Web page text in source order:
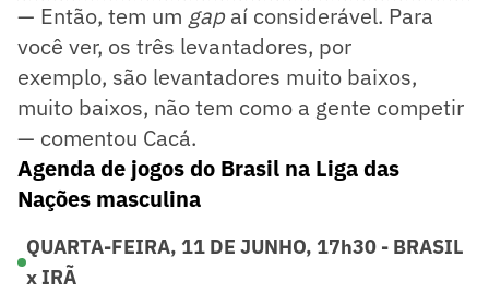
— Então, tem um gap aí considerável. Para
você ver, os três levantadores, por
exemplo, são levantadores muito baixos,
muito baixos, não tem como a gente competir
— comentou Cacá.
Agenda de jogos do Brasil na Liga das
Nações masculina
QUARTA-FEIRA, 11 DE JUNHO, 17h30 - BRASIL
x IRÃ